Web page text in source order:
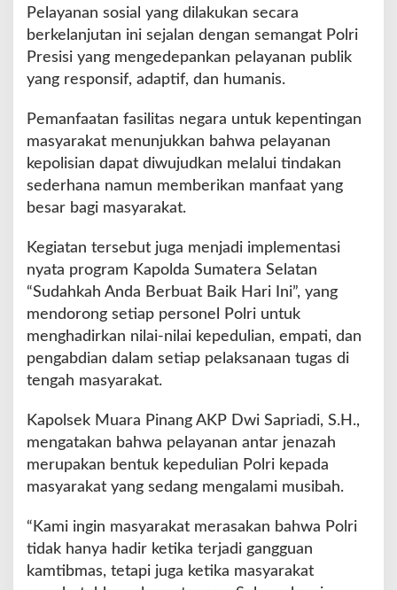
Pelayanan sosial yang dilakukan secara
berkelanjutan ini sejalan dengan semangat Polri
Presisi yang mengedepankan pelayanan publik
yang responsif, adaptif, dan humanis.
Pemanfaatan fasilitas negara untuk kepentingan
masyarakat menunjukkan bahwa pelayanan
kepolisian dapat diwujudkan melalui tindakan
sederhana namun memberikan manfaat yang
besar bagi masyarakat.
Kegiatan tersebut juga menjadi implementasi
nyata program Kapolda Sumatera Selatan
“Sudahkah Anda Berbuat Baik Hari Ini”, yang
mendorong setiap personel Polri untuk
menghadirkan nilai-nilai kepedulian, empati, dan
pengabdian dalam setiap pelaksanaan tugas di
tengah masyarakat.
Kapolsek Muara Pinang AKP Dwi Sapriadi, S.H.,
mengatakan bahwa pelayanan antar jenazah
merupakan bentuk kepedulian Polri kepada
masyarakat yang sedang mengalami musibah.
“Kami ingin masyarakat merasakan bahwa Polri
tidak hanya hadir ketika terjadi gangguan
kamtibmas, tetapi juga ketika masyarakat